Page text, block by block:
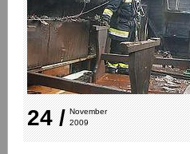
24 / November
2009